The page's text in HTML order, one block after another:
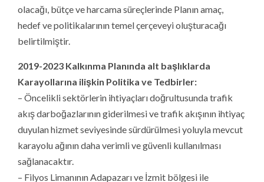
olacağı, bütçe ve harcama süreçlerinde Planın amaç,
hedef ve politikalarının temel çerçeveyi oluşturacağı
belirtilmiştir.
2019-2023 Kalkınma Planında alt başlıklarda
Karayollarına ilişkin Politika ve Tedbirler:
– Öncelikli sektörlerin ihtiyaçları doğrultusunda trafik
akış darboğazlarının giderilmesi ve trafik akışının ihtiyaç
duyulan hizmet seviyesinde sürdürülmesi yoluyla mevcut
karayolu ağının daha verimli ve güvenli kullanılması
sağlanacaktır.
– Filyos Limanının Adapazarı ve İzmit bölgesi ile